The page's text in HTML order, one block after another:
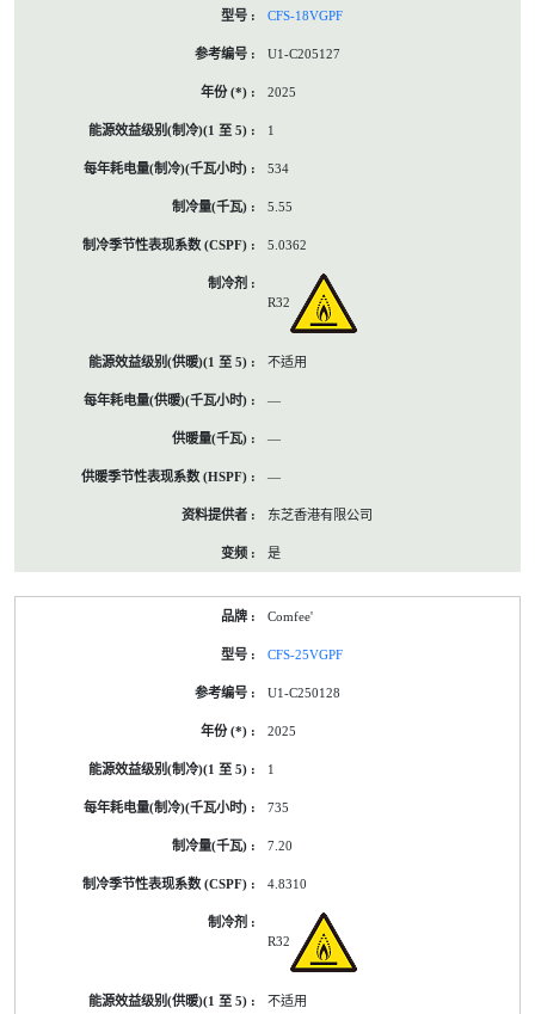
CFS-18VGPF
U1-C205127
2025
1
534
5.55
5.0362
R32
不适用
—
—
—
东芝香港有限公司
是
Comfee'
CFS-25VGPF
U1-C250128
2025
1
735
7.20
4.8310
R32
不适用